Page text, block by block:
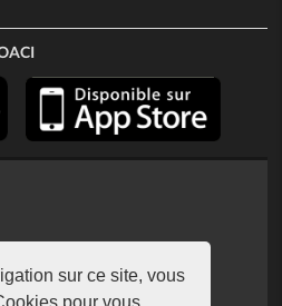
sur ce site, vous
pour vous